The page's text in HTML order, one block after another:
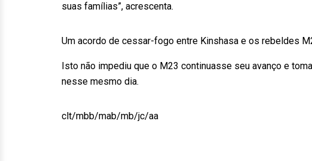
suas famílias”, acrescenta.
Um acordo de cessar-fogo entre Kinshasa e os rebeldes
Isto não impediu que o M23 continuasse seu avanço e
nesse mesmo dia.
clt/mbb/mab/mb/jc/aa